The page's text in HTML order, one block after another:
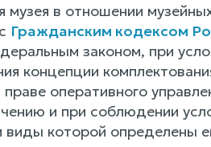
в отношении
Гражданским кодексом
законом, при
концепции
оперативного
и при соблюдении
которой определены